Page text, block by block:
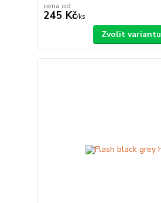
cena od
245 Kč/ks
Zvolit variantu